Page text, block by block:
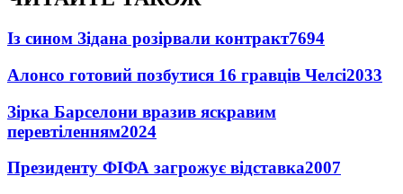
Із сином Зідана розірвали контракт7694
Алонсо готовий позбутися 16 гравців Челсі2033
Зірка Барселони вразив яскравим
перевтіленням2024
Президенту ФІФА загрожує відставка2007